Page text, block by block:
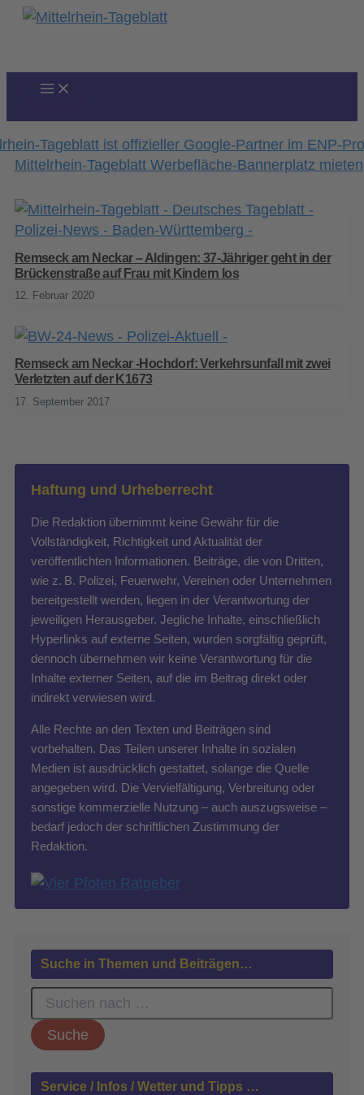
Zum
Remseck am Neckar – Aldingen: 37-Jähriger geht in der
Brückenstraße auf Frau mit Kindern los
12. Februar 2020
Remseck am Neckar -Hochdorf: Verkehrsunfall mit zwei
Verletzten auf der K1673
17. September 2017
Haftung und Urheberrecht
Die Redaktion übernimmt keine Gewähr für die
Vollständigkeit, Richtigkeit und Aktualität der
veröffentlichten Informationen. Beiträge, die von Dritten,
wie z. B. Polizei, Feuerwehr, Vereinen oder Unternehmen
bereitgestellt werden, liegen in der Verantwortung der
jeweiligen Herausgeber. Jegliche Inhalte, einschließlich
Hyperlinks auf externe Seiten, wurden sorgfältig geprüft,
dennoch übernehmen wir keine Verantwortung für die
Inhalte externer Seiten, auf die im Beitrag direkt oder
indirekt verwiesen wird.
Alle Rechte an den Texten und Beiträgen sind
vorbehalten. Das Teilen unserer Inhalte in sozialen
Medien ist ausdrücklich gestattet, solange die Quelle
angegeben wird. Die Vervielfältigung, Verbreitung oder
sonstige kommerzielle Nutzung – auch auszugsweise –
bedarf jedoch der schriftlichen Zustimmung der
Redaktion.
Suche in Themen und Beiträgen…
c
h
n
Service / Infos / Wetter und Tipps …